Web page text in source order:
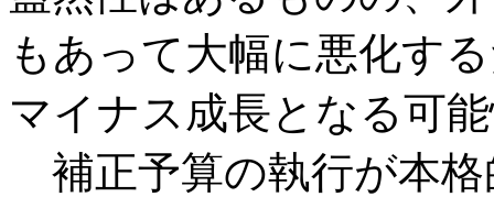
もあって大幅に悪化す
マイナス成長となる可
補正予算の執行が本格